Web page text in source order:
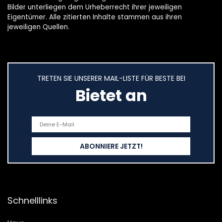
Bilder unterliegen dem Urheberrecht ihrer jeweiligen
Eigentümer. Alle zitierten Inhalte stammen aus ihren
jeweiligen Quellen.
TRETEN SIE UNSERER MAIL-LISTE FÜR BESTE BEI
Bietet an
Schnelllinks